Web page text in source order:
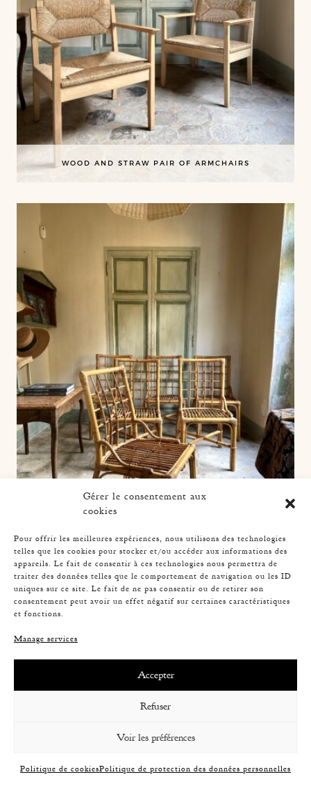
Gérer le consentement aux
cookies
Pour offrir les meilleures expériences, nous utilisons des technologies
telles que les cookies pour stocker et/ou accéder aux informations des
appareils. Le fait de consentir à ces technologies nous permettra de
traiter des données telles que le comportement de navigation ou les ID
uniques sur ce site. Le fait de ne pas consentir ou de retirer son
consentement peut avoir un effet négatif sur certaines caractéristiques
et fonctions.
Manage services
Accepter
Refuser
Voir les préférences
Politique de cookiesPolitique de protection des données personnelles
WOOD AND STRAW PAIR OF ARMCHAIRS
SET OF 6 CHAIRS, 1960